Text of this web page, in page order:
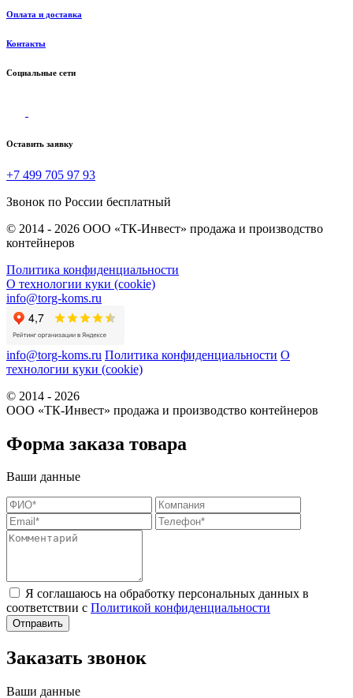
Оплата и доставка
Контакты
Социальные сети
Оставить заявку
+7 499 705 97 93
Звонок по России бесплатный
© 2014 - 2026 ООО «ТК-Инвест» продажа и производство
контейнеров
Политика конфиденциальности
О технологии куки (cookie)
info@torg-koms.ru
info@torg-koms.ru Политика конфиденциальности О
технологии куки (cookie)
© 2014 - 2026
ООО «ТК-Инвест» продажа и производство контейнеров
Форма заказа товара
Ваши данные
Я соглашаюсь на обработку персональных данных в
соответствии с Политикой конфиденциальности
Заказать звонок
Ваши данные